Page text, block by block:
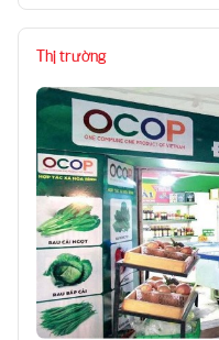
Thị trường